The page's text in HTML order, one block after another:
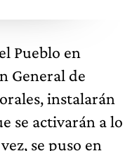
Pueblo en
General de
instalarán
se activarán a lo
se puso en